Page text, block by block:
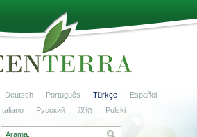
Deutsch Português Türkçe
Español
Italiano Русский 汉语 Polski